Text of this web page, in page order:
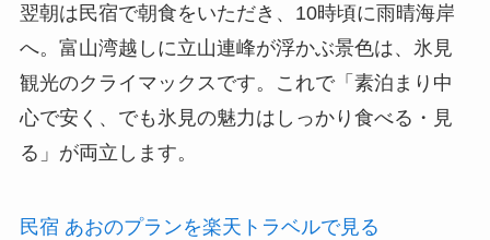
翌朝は民宿で朝食をいただき、10時頃に雨晴海岸
へ。富山湾越しに立山連峰が浮かぶ景色は、氷見
観光のクライマックスです。これで「素泊まり中
心で安く、でも氷見の魅力はしっかり食べる・見
る」が両立します。
民宿 あおのプランを楽天トラベルで見る